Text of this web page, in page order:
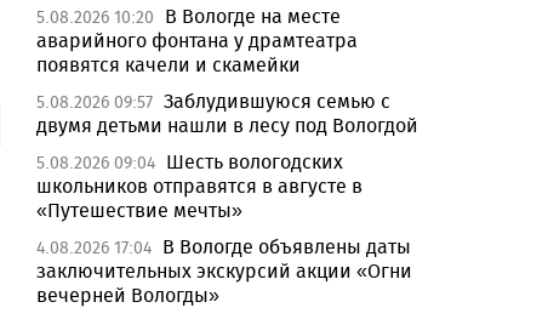
5.08.2026 10:20
В Вологде на месте
аварийного фонтана у драмтеатра
появятся качели и скамейки
5.08.2026 09:57 Заблудившуюся семью с
двумя детьми нашли в лесу под Вологдой
5.08.2026 09:04 Шесть вологодских
школьников отправятся в августе в
«Путешествие мечты»
4.08.2026 17:04 В Вологде объявлены даты
заключительных экскурсий акции «Огни
вечерней Вологды»